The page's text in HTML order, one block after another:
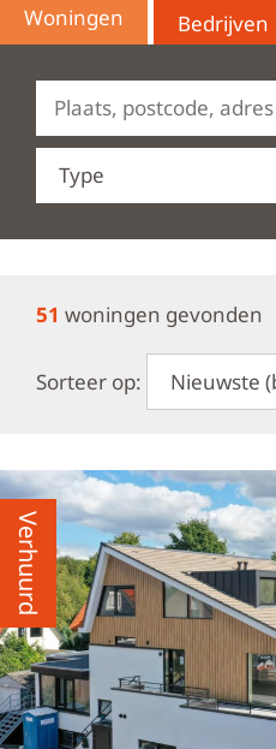
Woningen Bedrijven
51 woningen gevonden
Sorteer op:
Verhuurd